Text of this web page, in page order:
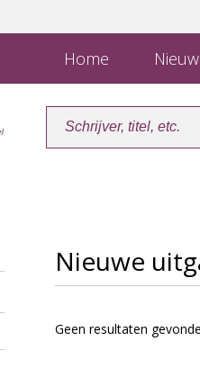
Home
Nieuwe
Geen resultaten